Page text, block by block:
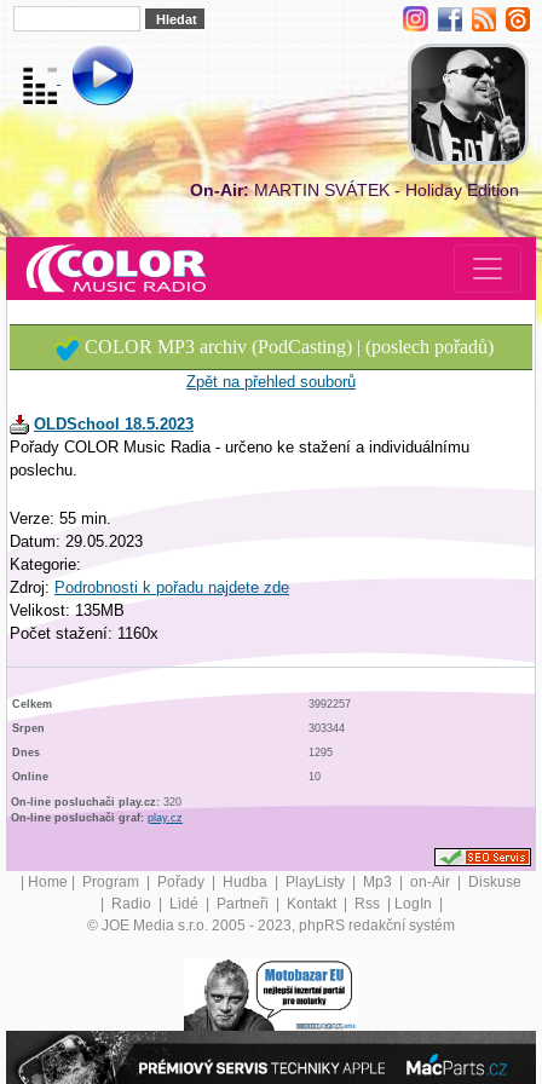
On-Air:MARTIN SVÁTEK - Holiday Edition
COLOR MP3 archiv (PodCasting) | (poslech pořadů)
Zpět na přehled souborů
OLDSchool 18.5.2023
Pořady COLOR Music Radia - určeno ke stažení a individuálnímu
poslechu.
Verze: 55 min.
Datum: 29.05.2023
Kategorie:
Zdroj: Podrobnosti k pořadu najdete zde
Velikost: 135MB
Počet stažení: 1160x
Celkem
3992257
Srpen
303344
Dnes
1295
Online
10
On-line posluchači play.cz: 320
On-line posluchači graf: play.cz
| Home | Program | Pořady | Hudba | PlayListy | Mp3 | on-Air | Diskuse
| Radio | Lidé | Partneři | Kontakt | Rss | LogIn |
© JOE Media s.r.o. 2005 - 2023, phpRS redakční systém